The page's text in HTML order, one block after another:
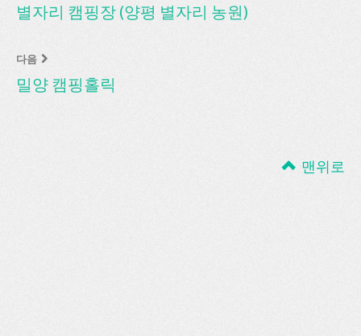
별자리 캠핑장 (양평 별자리 농원)
다음
밀양 캠핑홀릭
맨위로